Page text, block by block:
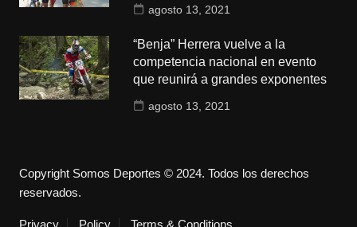
agosto 13, 2021
“Benja” Herrera vuelve a la
competencia nacional en evento
que reunirá a grandes exponentes
agosto 13, 2021
Copyright Somos Deportes © 2024. Todos los derechos
reservados.
Privacy Policy Terms & Conditions